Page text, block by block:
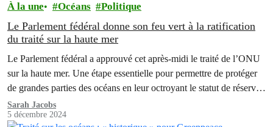
À la une Océans Politique
Le Parlement fédéral donne son feu vert à la ratification
du traité sur la haute mer
Le Parlement fédéral a approuvé cet après-midi le traité de l’ONU
sur la haute mer. Une étape essentielle pour permettre de protéger
de grandes parties des océans en leur octroyant le statut de réserves
marines.
Sarah Jacobs
5 décembre 2024